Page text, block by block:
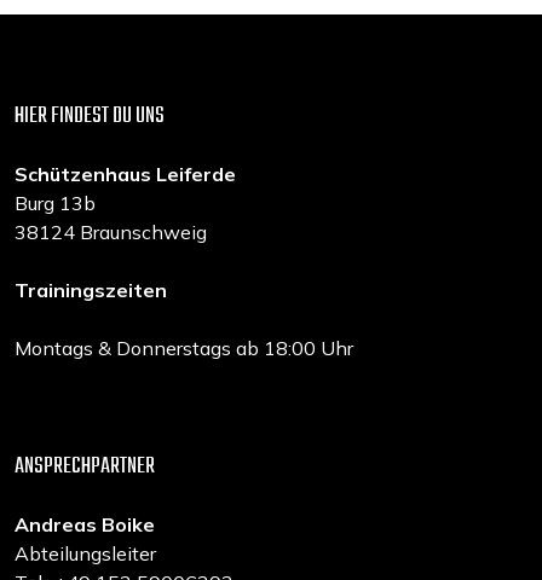
HIER FINDEST DU UNS
Schützenhaus Leiferde
Burg 13b
38124 Braunschweig
Trainingszeiten
Montags & Donnerstags ab 18:00 Uhr
ANSPRECHPARTNER
Andreas Boike
Abteilungsleiter